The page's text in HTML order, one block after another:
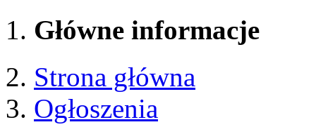
Główne informacje
Strona główna
Ogłoszenia